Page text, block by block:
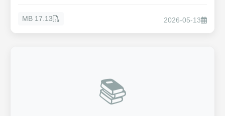
2026-05-13
17.13 MB
📚